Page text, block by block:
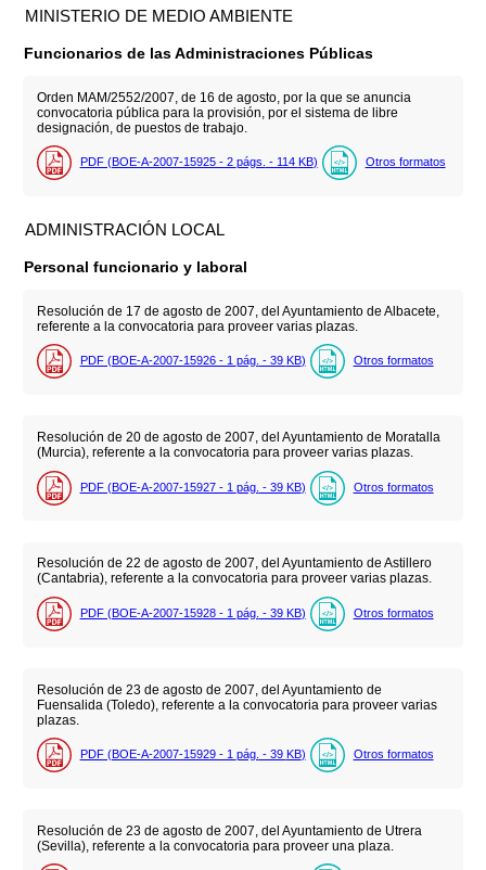
MINISTERIO DE MEDIO AMBIENTE
Funcionarios de las Administraciones Públicas
Orden MAM/2552/2007, de 16 de agosto, por la que se anuncia
convocatoria pública para la provisión, por el sistema de libre
designación, de puestos de trabajo.
PDF (BOE-A-2007-15925 - 2 págs. - 114 KB) Otros formatos
ADMINISTRACIÓN LOCAL
Personal funcionario y laboral
Resolución de 17 de agosto de 2007, del Ayuntamiento de Albacete,
referente a la convocatoria para proveer varias plazas.
PDF (BOE-A-2007-15926 - 1 pág. - 39 KB) Otros formatos
Resolución de 20 de agosto de 2007, del Ayuntamiento de Moratalla
(Murcia), referente a la convocatoria para proveer varias plazas.
PDF (BOE-A-2007-15927 - 1 pág. - 39 KB) Otros formatos
Resolución de 22 de agosto de 2007, del Ayuntamiento de Astillero
(Cantabria), referente a la convocatoria para proveer varias plazas.
PDF (BOE-A-2007-15928 - 1 pág. - 39 KB) Otros formatos
Resolución de 23 de agosto de 2007, del Ayuntamiento de
Fuensalida (Toledo), referente a la convocatoria para proveer varias
plazas.
PDF (BOE-A-2007-15929 - 1 pág. - 39 KB) Otros formatos
Resolución de 23 de agosto de 2007, del Ayuntamiento de Utrera
(Sevilla), referente a la convocatoria para proveer una plaza.